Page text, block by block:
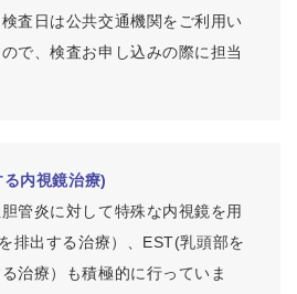
査日は公共交通機関をご利用い
で、検査お申し込みの際に担当
内視鏡治療)
管炎に対して特殊な内視鏡を用
排出する治療）、 EST(乳頭部を
治療）も積極的に行っていま